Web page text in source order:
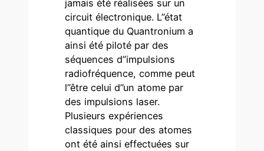
jamais été réalisées sur un
circuit électronique. L’’état
quantique du Quantronium a
ainsi été piloté par des
séquences d’’impulsions
radiofréquence, comme peut
l’’être celui d’’un atome par
des impulsions laser.
Plusieurs expériences
classiques pour des atomes
ont été ainsi effectuées sur